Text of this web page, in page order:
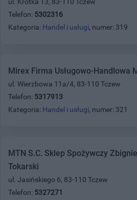
Telefon: 5302316
Kategoria: Handel i usługi, numer: 319
Mirex Firma Usługowo-Handlowa
ul. Wierzbowa 11a/4, 83-110 Tczew
Telefon: 5317913
Kategoria: Handel i usługi, numer: 321
MTN S.C. Sklep Spożywczy
Tokarski
ul. Jasińskiego 6, 83-110 Tczew
Telefon: 5327271